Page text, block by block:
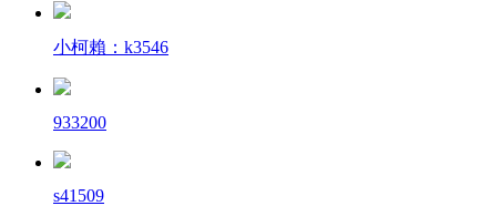
小柯賴：k3546
933200
s41509